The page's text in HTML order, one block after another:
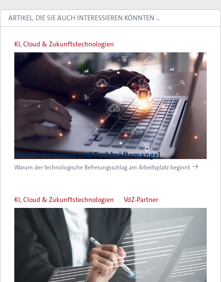
ARTIKEL, DIE SIE AUCH INTERESSIEREN KÖNNTEN …
KI, Cloud & Zukunftstechnologien
Bürokratieabbau und Fachkräftemangel
Warum der technologische Befreiungsschlag am Arbeitsplatz beginnt
KI, Cloud & Zukunftstechnologien VdZ-Partner